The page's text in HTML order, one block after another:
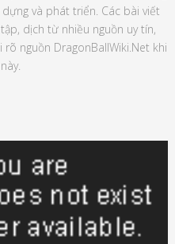
và phát triển. Các bài viết
dịch từ nhiều nguồn uy tín,
rõ nguồn DragonBallWiki.Net khi